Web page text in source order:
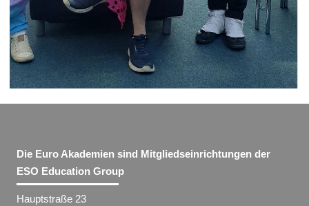
Die Euro Akademien sind Mitgliedseinrichtungen der
ESO Education Group
Hauptstraße 23